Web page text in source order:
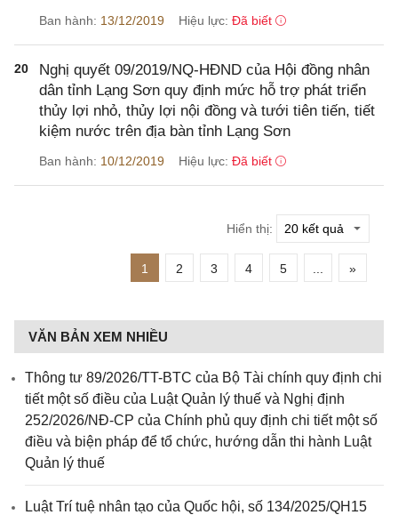
Ban hành: 13/12/2019 Hiệu lực: Đã biết
20
Nghị quyết 09/2019/NQ-HĐND của Hội đồng nhân
dân tỉnh Lạng Sơn quy định mức hỗ trợ phát triển
thủy lợi nhỏ, thủy lợi nội đồng và tưới tiên tiến, tiết
kiệm nước trên địa bàn tỉnh Lạng Sơn
Ban hành: 10/12/2019 Hiệu lực: Đã biết
Hiển thị:
1 2 3 4 5 »
VĂN BẢN XEM NHIỀU
Thông tư 89/2026/TT-BTC của Bộ Tài chính quy định chi
tiết một số điều của Luật Quản lý thuế và Nghị định
252/2026/NĐ-CP của Chính phủ quy định chi tiết một số
điều và biện pháp để tổ chức, hướng dẫn thi hành Luật
Quản lý thuế
Luật Trí tuệ nhân tạo của Quốc hội, số 134/2025/QH15